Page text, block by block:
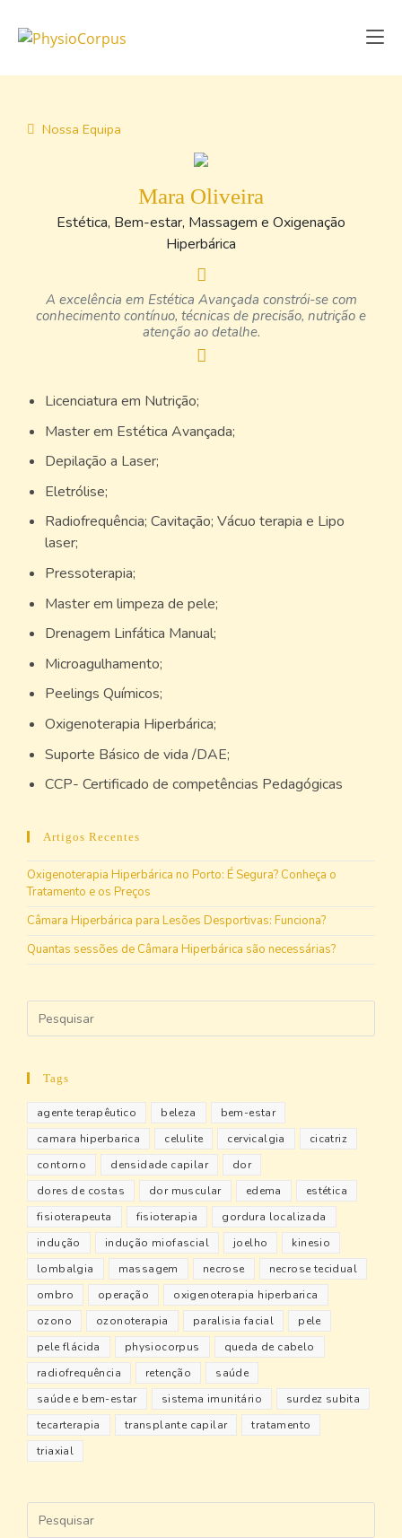
Nossa Equipa
Mara Oliveira
Estética, Bem-estar, Massagem e Oxigenação
Hiperbárica
A excelência em Estética Avançada constrói-se com
conhecimento contínuo, técnicas de precisão, nutrição e
atenção ao detalhe.
Licenciatura em Nutrição;
Master em Estética Avançada;
Depilação a Laser;
Eletrólise;
Radiofrequência; Cavitação; Vácuo terapia e Lipo
laser;
Pressoterapia;
Master em limpeza de pele;
Drenagem Linfática Manual;
Microagulhamento;
Peelings Químicos;
Oxigenoterapia Hiperbárica;
Suporte Básico de vida /DAE;
CCP- Certificado de competências Pedagógicas
Artigos Recentes
Oxigenoterapia Hiperbárica no Porto: É Segura? Conheça o
Tratamento e os Preços
Câmara Hiperbárica para Lesões Desportivas: Funciona?
Quantas sessões de Câmara Hiperbárica são necessárias?
Tags
agente terapêutico beleza
bem-estar
camara hiperbarica
celulite cervicalgia
cicatriz
contorno
densidade capilar
dor
dores de costas
dor muscular edema
estética
fisioterapeuta
fisioterapia
gordura localizada
indução
indução miofascial joelho
kinesio
lombalgia
massagem necrose
necrose tecidual
ombro
operação
oxigenoterapia hiperbarica
ozono
ozonoterapia paralisia facial
pele
pele flácida
physiocorpus
queda de cabelo
radiofrequência
retenção
saúde
saúde e bem-estar
sistema imunitário
surdez subita
tecarterapia
transplante capilar
tratamento
triaxial